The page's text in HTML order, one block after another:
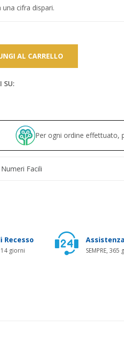
una cifra dispari.
AL CARRELLO
SU:
Per ogni ordine effettuato,
Numeri Facili
Recesso
giorni SEMPRE, 365